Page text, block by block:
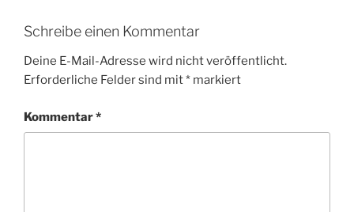
Schreibe einen Kommentar
Deine E-Mail-Adresse wird nicht veröffentlicht.
Erforderliche Felder sind mit* markiert
Kommentar*